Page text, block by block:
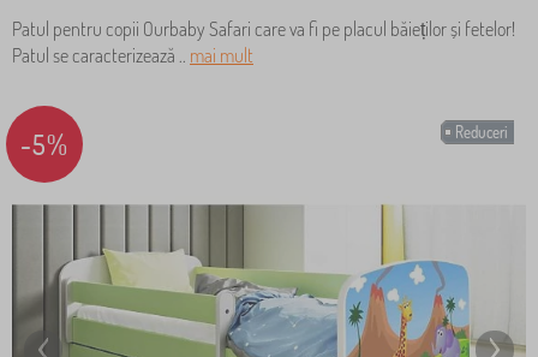
Patul pentru copii Ourbaby Safari care va fi pe placul băieților și fetelor!
Patul se caracterizează .. mai mult
Reduceri
-5%